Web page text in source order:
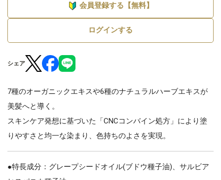
会員登録する【無料】
ログインする
シェア
7種のオーガニックエキスや6種のナチュラルハーブエキスが
美髪へと導く。
スキンケア発想に基づいた「CNCコンバイン処方」により塗
りやすさと均一な染まり、色持ちのよさを実現。
●特長成分：グレープシードオイル(ブドウ種子油)、サルビア